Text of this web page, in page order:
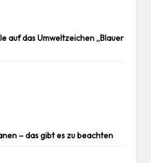
auf das Umweltzeichen „Blauer
– das gibt es zu beachten